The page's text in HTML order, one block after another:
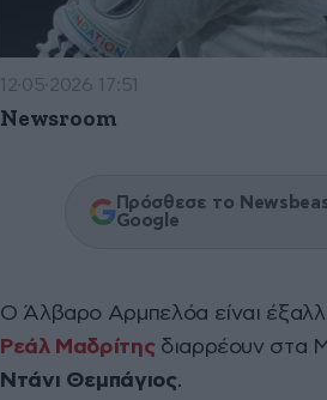
12·05·2026 17:51
Newsroom
Πρόσθεσε το
Google
Ο Άλβαρο Αρμπελόα είναι
Ρεάλ Μαδρίτηςδιαρρέουν στα
Ντάνι Θεμπάγιος.